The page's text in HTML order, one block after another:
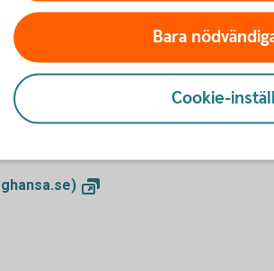
Trygg-Hansa och
Betalkort Företag
Försäkringar. Du kan göra skadeanmälan
Bara
Cookie-